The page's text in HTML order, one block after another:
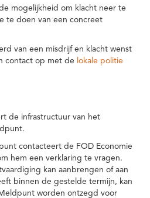
mogelijkheid om klacht neer te
te doen van een concreet
van een misdrijf en klacht wenst
contact op met de lokale politie
de infrastructuur van het
contacteert de FOD Economie
hem een verklaring te vragen.
kan aanbrengen of aan
binnen de gestelde termijn, kan
worden ontzegd voor